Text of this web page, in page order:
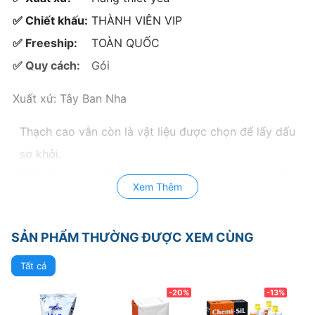
✅ Chiết khấu: THÀNH VIÊN VIP
✅ Freeship:
TOÀN QUỐC
✅ Quy cách:
Gói
Xuất xứ: Tây Ban Nha
Thạch cao vẫn còn là vật liệu được chọn để lấy dấu
sơ khởi.
Để không làm biến đổi hình dạng hay vị trí của sống
hàm phập phều, nhất thiết phải dùng loại vật liệu lấy
Thạch cao đáp ứng hoàn hảo yêu cầu này.
Ưu điểm
Là vật liệu ưa nước
Xem Thêm
SẢN PHẨM THƯỜNG ĐƯỢC XEM CÙNG
Tất cả
-20% -13%